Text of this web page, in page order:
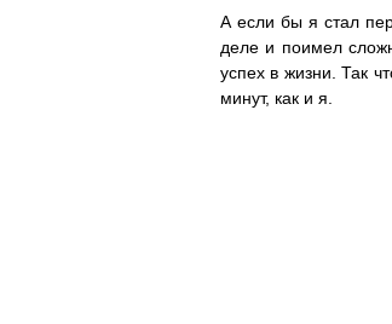
А если бы я стал
деле и поимел
успех в жизни. Так
минут, как и я.